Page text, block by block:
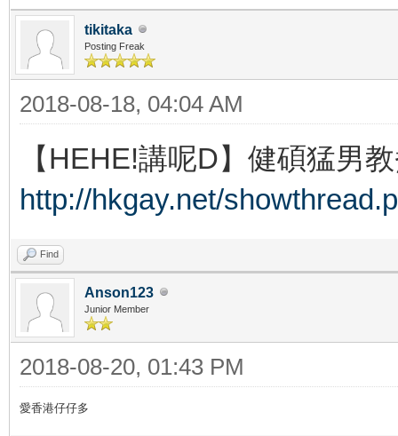
tikitaka
Posting Freak
2018-08-18, 04:04 AM
【HEHE!講呢D】健碩猛男
http://hkgay.net/
Find
Anson123
Junior Member
2018-08-20, 01:43 PM
愛香港仔仔多